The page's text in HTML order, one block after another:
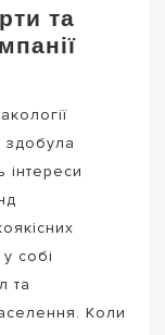
та
здобула
інтереси
собі
та
Коли